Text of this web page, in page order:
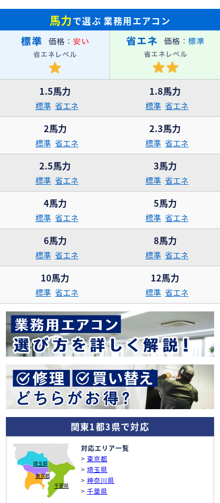
馬力で選ぶ 業務用エアコン
1.5馬力
標準 省エネ
1.8馬力
標準 省エネ
2馬力
標準 省エネ
2.3馬力
標準 省エネ
2.5馬力
標準 省エネ
3馬力
標準 省エネ
4馬力
標準 省エネ
5馬力
標準 省エネ
6馬力
標準 省エネ
8馬力
標準 省エネ
10馬力
標準 省エネ
12馬力
標準 省エネ
関東1都3県で対応
東京都
埼玉県
千葉県
対応エリア一覧
> 東京都
> 埼玉県
> 神奈川県
> 千葉県